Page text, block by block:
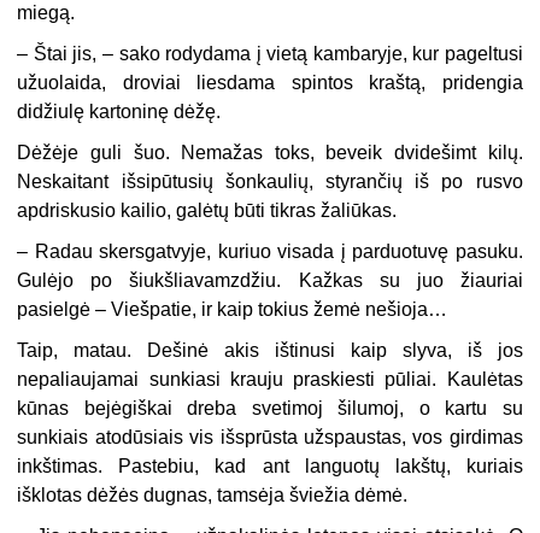
miegą.
– Štai jis, – sako rodydama į vietą kambaryje, kur pageltusi
užuolaida, droviai liesdama spintos kraštą, pridengia
didžiulę kartoninę dėžę.
Dėžėje guli šuo. Nemažas toks, beveik dvidešimt kilų.
Neskaitant išsipūtusių šonkaulių, styrančių iš po rusvo
apdriskusio kailio, galėtų būti tikras žaliūkas.
– Radau skersgatvyje, kuriuo visada į parduotuvę pasuku.
Gulėjo po šiukšliavamzdžiu. Kažkas su juo žiauriai
pasielgė – Viešpatie, ir kaip tokius žemė nešioja…
Taip, matau. Dešinė akis ištinusi kaip slyva, iš jos
nepaliaujamai sunkiasi krauju praskiesti pūliai. Kaulėtas
kūnas bejėgiškai dreba svetimoj šilumoj, o kartu su
sunkiais atodūsiais vis išsprūsta užspaustas, vos girdimas
inkštimas. Pastebiu, kad ant languotų lakštų, kuriais
išklotas dėžės dugnas, tamsėja šviežia dėmė.